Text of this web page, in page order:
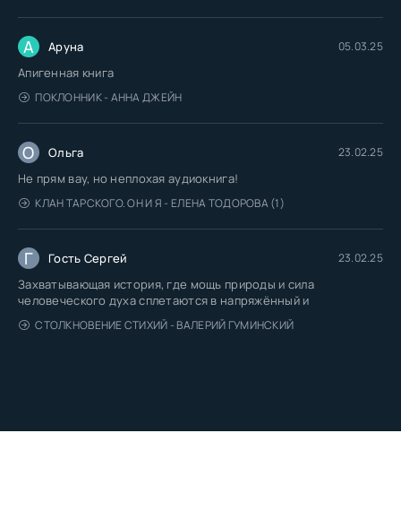
А Аруна 05.03.25
Апигенная книга
ПОКЛОННИК - АННА ДЖЕЙН
О Ольга 23.02.25
Не прям вау, но неплохая аудиокнига!
КЛАН ТАРСКОГО. ОН И Я - ЕЛЕНА ТОДОРОВА (1)
Г Гость Сергей 23.02.25
Захватывающая история, где мощь природы и сила
человеческого духа сплетаются в напряжённый и
СТОЛКНОВЕНИЕ СТИХИЙ - ВАЛЕРИЙ ГУМИНСКИЙ